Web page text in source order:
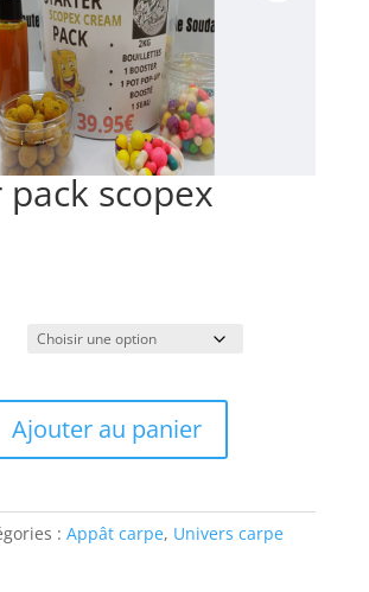
scopex
Ajouter au panier
: Appât carpe, Univers carpe